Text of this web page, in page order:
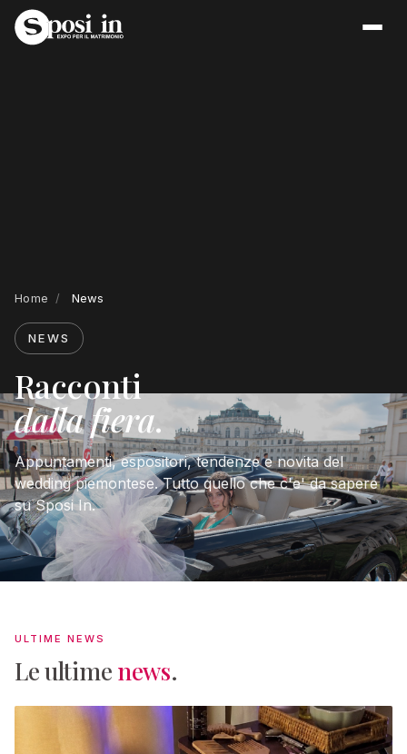
Home / News
NEWS
Racconti
dalla fiera.
Appuntamenti, espositori, tendenze e novita del
wedding piemontese. Tutto quello che c'e' da sapere
su Sposi In.
ULTIME NEWS
Le ultime news.